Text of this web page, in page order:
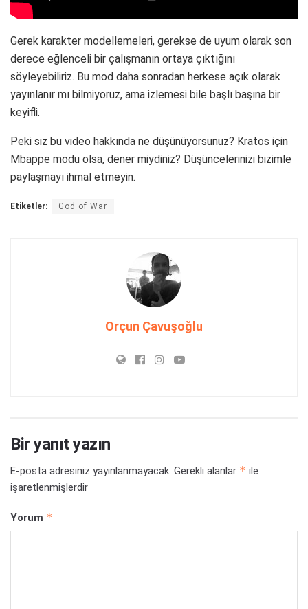
Gerek karakter modellemeleri, gerekse de uyum olarak son
derece eğlenceli bir çalışmanın ortaya çıktığını
söyleyebiliriz. Bu mod daha sonradan herkese açık olarak
yayınlanır mı bilmiyoruz, ama izlemesi bile başlı başına bir
keyifli.
Peki siz bu video hakkında ne düşünüyorsunuz? Kratos için
Mbappe modu olsa, dener miydiniz? Düşüncelerinizi bizimle
paylaşmayı ihmal etmeyin.
Etiketler: God of War
Orçun Çavuşoğlu
Bir yanıt yazın
E-posta adresiniz yayınlanmayacak. Gerekli alanlar * ile
işaretlenmişlerdir
Yorum *